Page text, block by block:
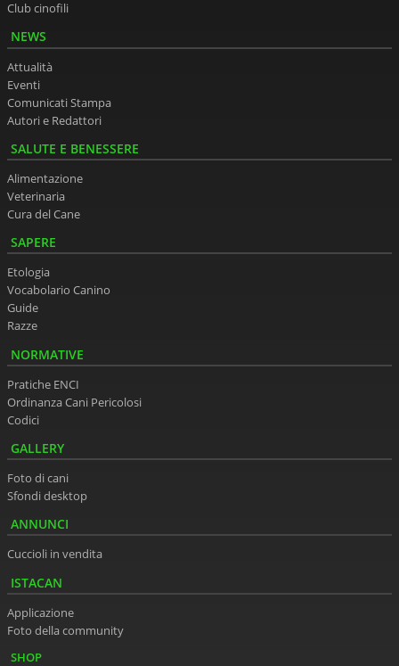
Club cinofili
NEWS
Attualità
Eventi
Comunicati Stampa
Autori e Redattori
SALUTE E BENESSERE
Alimentazione
Veterinaria
Cura del Cane
SAPERE
Etologia
Vocabolario Canino
Guide
Razze
NORMATIVE
Pratiche ENCI
Ordinanza Cani Pericolosi
Codici
GALLERY
Foto di cani
Sfondi desktop
ANNUNCI
Cuccioli in vendita
ISTACAN
Applicazione
Foto della community
SHOP